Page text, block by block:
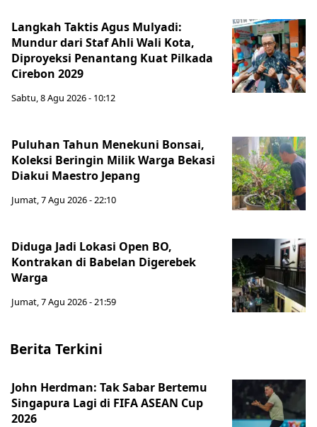
Langkah Taktis Agus Mulyadi:
Mundur dari Staf Ahli Wali Kota,
Diproyeksi Penantang Kuat Pilkada
Cirebon 2029
Sabtu, 8 Agu 2026 - 10:12
Puluhan Tahun Menekuni Bonsai,
Koleksi Beringin Milik Warga Bekasi
Diakui Maestro Jepang
Jumat, 7 Agu 2026 - 22:10
Diduga Jadi Lokasi Open BO,
Kontrakan di Babelan Digerebek
Warga
Jumat, 7 Agu 2026 - 21:59
Berita Terkini
John Herdman: Tak Sabar Bertemu
Singapura Lagi di FIFA ASEAN Cup
2026